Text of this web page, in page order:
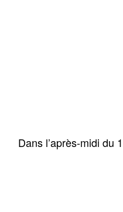
Dans l’après-midi du